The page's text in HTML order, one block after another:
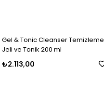
Gel & Tonic Cleanser Temizleme
Jeli ve Tonik 200 ml
₺2.113,00